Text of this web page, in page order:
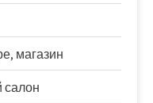
магазин